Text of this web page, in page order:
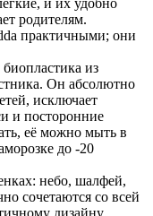
родителям.
практичными; они
из
Он абсолютно
исключает
и посторонние
её можно мыть в
до -20
небо, шалфей,
сочетаются со всей
дизайну.